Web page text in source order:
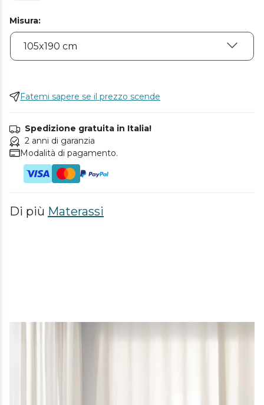
Misura:
Fatemi sapere se il prezzo scende
Spedizione gratuita in Italia!
2 anni di garanzia
Modalità di pagamento.
Di più Materassi